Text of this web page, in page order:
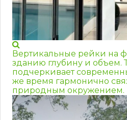
Вертикальные рейки на
зданию глубину и объем.
подчеркивает
же время гармонично
природным окружением.